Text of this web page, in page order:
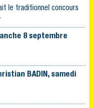
le traditionnel concours
8 septembre
BADIN, samedi